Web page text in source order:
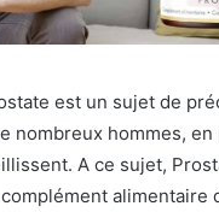
est un sujet de
nombreux hommes,
A ce sujet,
alimentaire